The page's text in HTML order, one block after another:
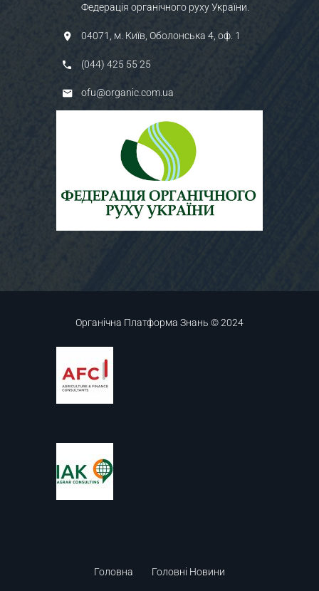
Федерація органічного руху України.
04071, м. Київ, Оболонська 4, оф. 1
(044) 425 55 25
ofu@organic.com.ua
Органічна Платформа Знань © 2024
Головна Головні Новини